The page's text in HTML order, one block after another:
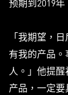
「我期望，
有我的产品
人。」他提
产品，一定